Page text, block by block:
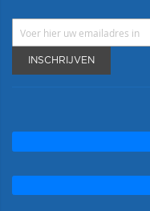
INSCHRIJVEN